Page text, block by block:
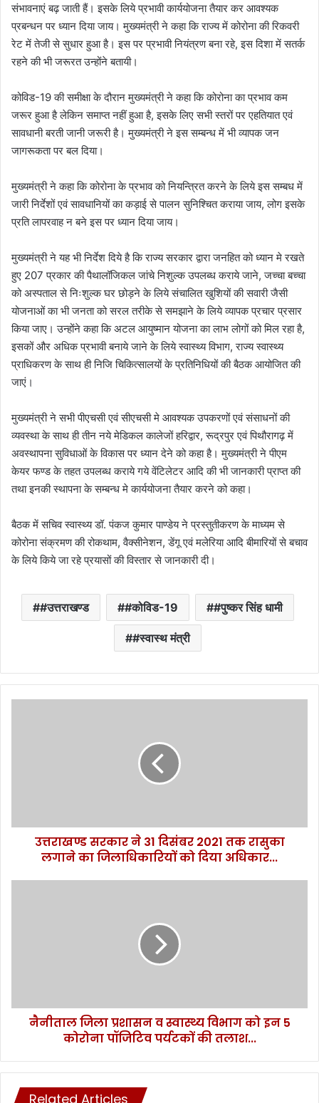
संभावनाएं बढ़ जाती हैं। इसके लिये प्रभावी कार्ययोजना तैयार कर आवश्यक
प्रबन्धन पर ध्यान दिया जाय। मुख्यमंत्री ने कहा कि राज्य में कोरोना की रिकवरी
रेट में तेजी से सुधार हुआ है। इस पर प्रभावी नियंत्रण बना रहे, इस दिशा में सतर्क
रहने की भी जरूरत उन्होंने बतायी।
कोविड-19 की समीक्षा के दौरान मुख्यमंत्री ने कहा कि कोरोना का प्रभाव कम
जरूर हुआ है लेकिन समाप्त नहीं हुआ है, इसके लिए सभी स्तरों पर एहतियात एवं
सावधानी बरती जानी जरूरी है। मुख्यमंत्री ने इस सम्बन्ध में भी व्यापक जन
जागरूकता पर बल दिया।
मुख्यमंत्री ने कहा कि कोरोना के प्रभाव को नियन्त्रित करने के लिये इस सम्बध में
जारी निर्देशों एवं सावधानियों का कड़ाई से पालन सुनिश्चित कराया जाय, लोग इसके
प्रति लापरवाह न बने इस पर ध्यान दिया जाय।
मुख्यमंत्री ने यह भी निर्देश दिये है कि राज्य सरकार द्वारा जनहित को ध्यान मे रखते
हुए 207 प्रकार की पैथालॉजिकल जांचे निशुल्क उपलब्ध कराये जाने, जच्चा बच्चा
को अस्पताल से निःशुल्क घर छोड़ने के लिये संचालित खुशियों की सवारी जैसी
योजनाओं का भी जनता को सरल तरीके से समझाने के लिये व्यापक प्रचार प्रसार
किया जाए। उन्होंने कहा कि अटल आयुष्मान योजना का लाभ लोगों को मिल रहा है,
इसकों और अधिक प्रभावी बनाये जाने के लिये स्वास्थ्य विभाग, राज्य स्वास्थ्य
प्राधिकरण के साथ ही निजि चिकित्सालयों के प्रतिनिधियों की बैठक आयोजित की
जाएं।
मुख्यमंत्री ने सभी पीएचसी एवं सीएचसी मे आवश्यक उपकरणों एवं संसाधनों की
व्यवस्था के साथ ही तीन नये मेडिकल कालेजों हरिद्वार, रूद्रपुर एवं पिथौरागढ़ में
अवस्थापना सुविधाओं के विकास पर ध्यान देने को कहा है। मुख्यमंत्री ने पीएम
केयर फण्ड के तहत उपलब्ध कराये गये वेंटिलेटर आदि की भी जानकारी प्राप्त की
तथा इनकी स्थापना के सम्बन्ध मे कार्ययोजना तैयार करने को कहा।
बैठक में सचिव स्वास्थ्य डॉ. पंकज कुमार पाण्डेय ने प्रस्तुतीकरण के माध्यम से
कोरोना संक्रमण की रोकथाम, वैक्सीनेशन, डेंगू एवं मलेरिया आदि बीमारियों से बचाव
के लिये किये जा रहे प्रयासों की विस्तार से जानकारी दी।
#उत्तराखण्ड #कोविड-19 #पुष्कर सिंह धामी
#स्वास्थ मंत्री
लगाने
जिलाधिकारियों
उत्तराखण्ड सरकार ने 31 दिसंबर 2021 तक रासुका
लगाने का जिलाधिकारियों को दिया अधिकार...
5
कोरोना
की
नैनीताल जिला प्रशासन व स्वास्थ्य विभाग को इन 5
कोरोना पॉजिटिव पर्यटकों की तलाश...
Related Articles